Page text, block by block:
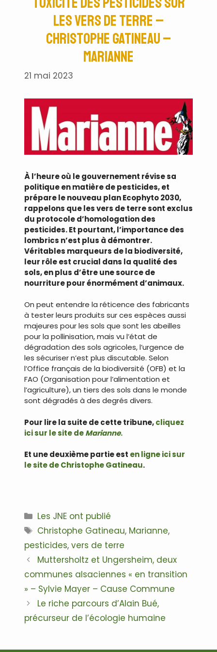
les vers de terre –
Christophe Gatineau –
Marianne
21 mai 2023
À l’heure où le gouvernement révise sa
politique en matière de pesticides, et
prépare le nouveau plan Ecophyto 2030,
rappelons que les vers de terre sont exclus
du protocole d’homologation des
pesticides. Et pourtant, l’importance des
lombrics n’est plus à démontrer.
Véritables marqueurs de la biodiversité,
leur rôle est crucial dans la qualité des
sols, en plus d’être une source de
nourriture pour énormément d’animaux.
On peut entendre la réticence des fabricants
à tester leurs produits sur ces espèces aussi
majeures pour les sols que sont les abeilles
pour la pollinisation, mais vu l’état de
dégradation des sols agricoles, l’urgence de
les sécuriser n’est plus discutable. Selon
l’Office français de la biodiversité (OFB) et la
FAO (Organisation pour l’alimentation et
l’agriculture), un tiers des sols dans le monde
sont dégradés à des degrés divers.
Pour lire la suite de cette tribune,cliquez
ici sur le site deMarianne.
Et une deuxième partie est en ligne ici sur
le site de Christophe Gatineau.
Catégories
Les JNE ont publié
Étiquettes
Christophe Gatineau, Marianne,
pesticides, vers de terre
Navigation
des
Muttersholtz et Ungersheim, deux
communes alsaciennes « en transition
» – Sylvie Mayer – Cause Commune
Le riche parcours d’Alain Bué,
précurseur de l’écologie humaine